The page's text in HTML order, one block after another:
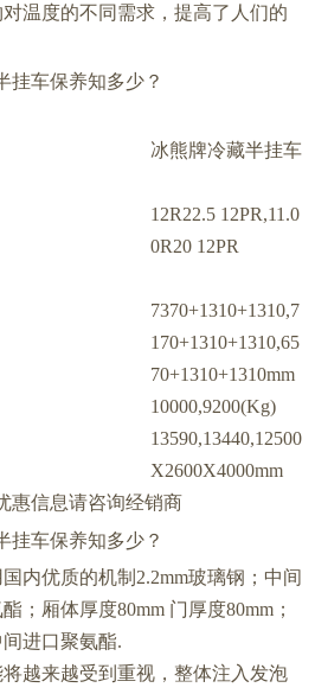
温度的不同需求，提高了人们的
冰熊牌冷藏半挂车
12R22.5 12PR,11.0
0R20 12PR
7370+1310+1310,7
170+1310+1310,65
70+1310+1310mm
10000,9200(Kg)
13590,13440,12500
X2600X4000mm
惠信息请咨询经销商
内优质的机制2.2mm玻璃钢；中间
；厢体厚度80mm 门厚度80mm；
进口聚氨酯.
越来越受到重视，整体注入发泡